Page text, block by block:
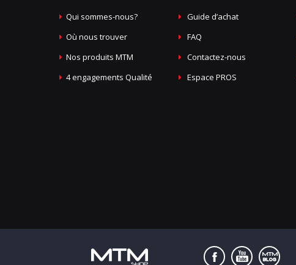
Qui sommes-nous?
Où nous trouver
Nos produits MTM
4 engagements Qualité
Guide d’achat
FAQ
Contactez-nous
Espace PROS